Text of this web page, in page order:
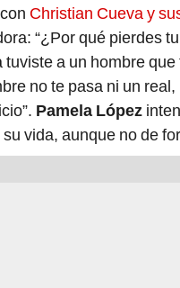
Christian Cueva y
“¿Por qué pierdes
tuviste a un hombre
no te pasa ni un
Pamela López
vida, aunque no de